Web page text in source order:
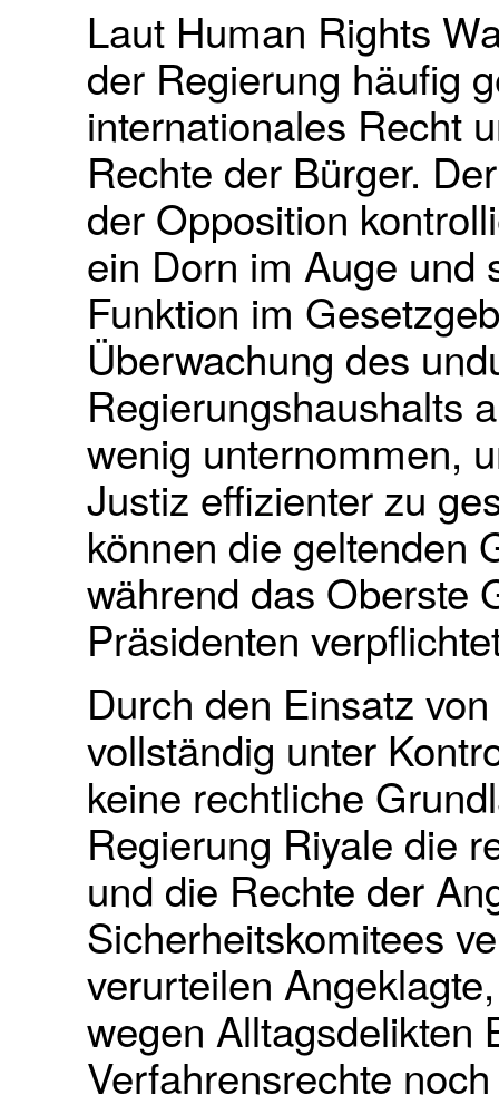
Laut Human Rights
der Regierung häufig
internationales Recht
Rechte der Bürger.
der Opposition
ein Dorn im Auge und
Funktion im
Überwachung des
Regierungshaushalts
wenig unternommen,
Justiz effizienter zu
können die geltenden
während das Oberste
Präsidenten
Durch den Einsatz
vollständig unter
keine rechtliche
Regierung Riyale die
und die Rechte der
Sicherheitskomitees
verurteilen
wegen Alltagsdelikten
Verfahrensrechte